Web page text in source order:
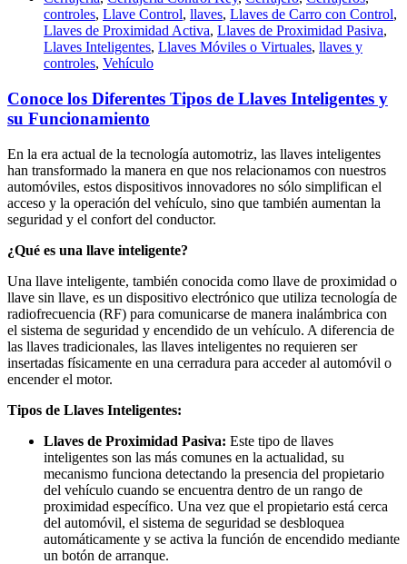
controles, Llave Control, llaves, Llaves de Carro con Control,
Llaves de Proximidad Activa, Llaves de Proximidad Pasiva,
Llaves Inteligentes, Llaves Móviles o Virtuales, llaves y
controles, Vehículo
Conoce los Diferentes Tipos de Llaves Inteligentes y
su Funcionamiento
En la era actual de la tecnología automotriz, las llaves inteligentes
han transformado la manera en que nos relacionamos con nuestros
automóviles, estos dispositivos innovadores no sólo simplifican el
acceso y la operación del vehículo, sino que también aumentan la
seguridad y el confort del conductor.
¿Qué es una llave inteligente?
Una llave inteligente, también conocida como llave de proximidad o
llave sin llave, es un dispositivo electrónico que utiliza tecnología de
radiofrecuencia (RF) para comunicarse de manera inalámbrica con
el sistema de seguridad y encendido de un vehículo. A diferencia de
las llaves tradicionales, las llaves inteligentes no requieren ser
insertadas físicamente en una cerradura para acceder al automóvil o
encender el motor.
Tipos de Llaves Inteligentes:
Llaves de Proximidad Pasiva: Este tipo de llaves
inteligentes son las más comunes en la actualidad, su
mecanismo funciona detectando la presencia del propietario
del vehículo cuando se encuentra dentro de un rango de
proximidad específico. Una vez que el propietario está cerca
del automóvil, el sistema de seguridad se desbloquea
automáticamente y se activa la función de encendido mediante
un botón de arranque.